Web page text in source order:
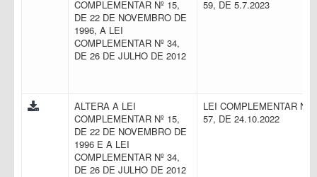
COMPLEMENTAR Nº 15,
DE 22 DE NOVEMBRO DE
1996, A LEI
COMPLEMENTAR Nº 34,
DE 26 DE JULHO DE 2012
59, DE 5.7.2023
ALTERA A LEI
COMPLEMENTAR Nº 15,
DE 22 DE NOVEMBRO DE
1996 E A LEI
COMPLEMENTAR Nº 34,
DE 26 DE JULHO DE 2012
LEI COMPLEMENTAR N.
57, DE 24.10.2022